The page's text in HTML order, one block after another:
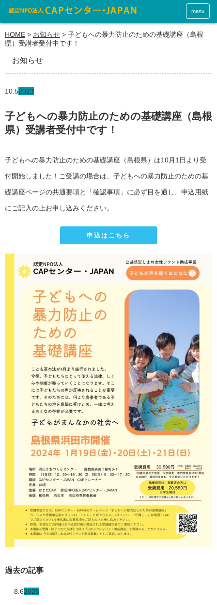
menu
HOME > お知らせ > 子どもへの暴力防止のための基礎講座（島根
県）受講者受付中です！
お知らせ
10.52023
子どもへの暴力防止のための基礎講座（島根
県）受講者受付中です！
子どもへの暴力防止のための基礎講座（島根県）は10月1日より受
付開始しました！ご受講の場合は、子どもへの暴力防止のための基
礎講座ページの共通要項と「確認事項」に必ず目を通し、申込用紙
にご記入の上お申し込みください。
申込はこちら
過去の記事
8.62026